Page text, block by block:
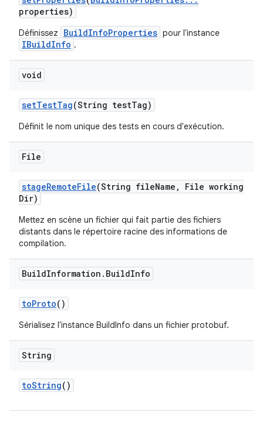
properties)
Définissez BuildInfoProperties pour l'instance
IBuildInfo .
void
setTestTag(String testTag)
Définit le nom unique des tests en cours d'exécution.
File
stageRemoteFile(String fileName ,
File working
Dir)
Mettez en scène un fichier qui fait partie des fichiers
distants dans le répertoire racine des informations de
compilation.
BuildInformation . BuildInfo
toProto()
Sérialisez l'instance BuildInfo dans un fichier protobuf.
String
toString()